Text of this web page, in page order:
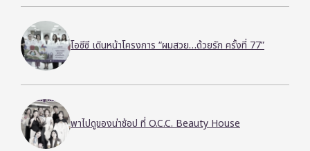
โอซีซี เดินหน้าโครงการ “ผมสวย…ด้วยรัก ครั้งที่ 77”
พาไปดูของน่าช้อป ที่ O.C.C. Beauty House